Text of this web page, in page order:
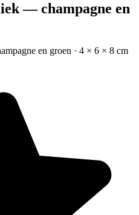
— champagne en
en groen · 4 × 6 × 8 cm